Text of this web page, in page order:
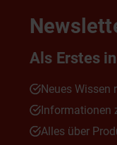
Als Erstes
Neues Wissen
Informationen
Alles über